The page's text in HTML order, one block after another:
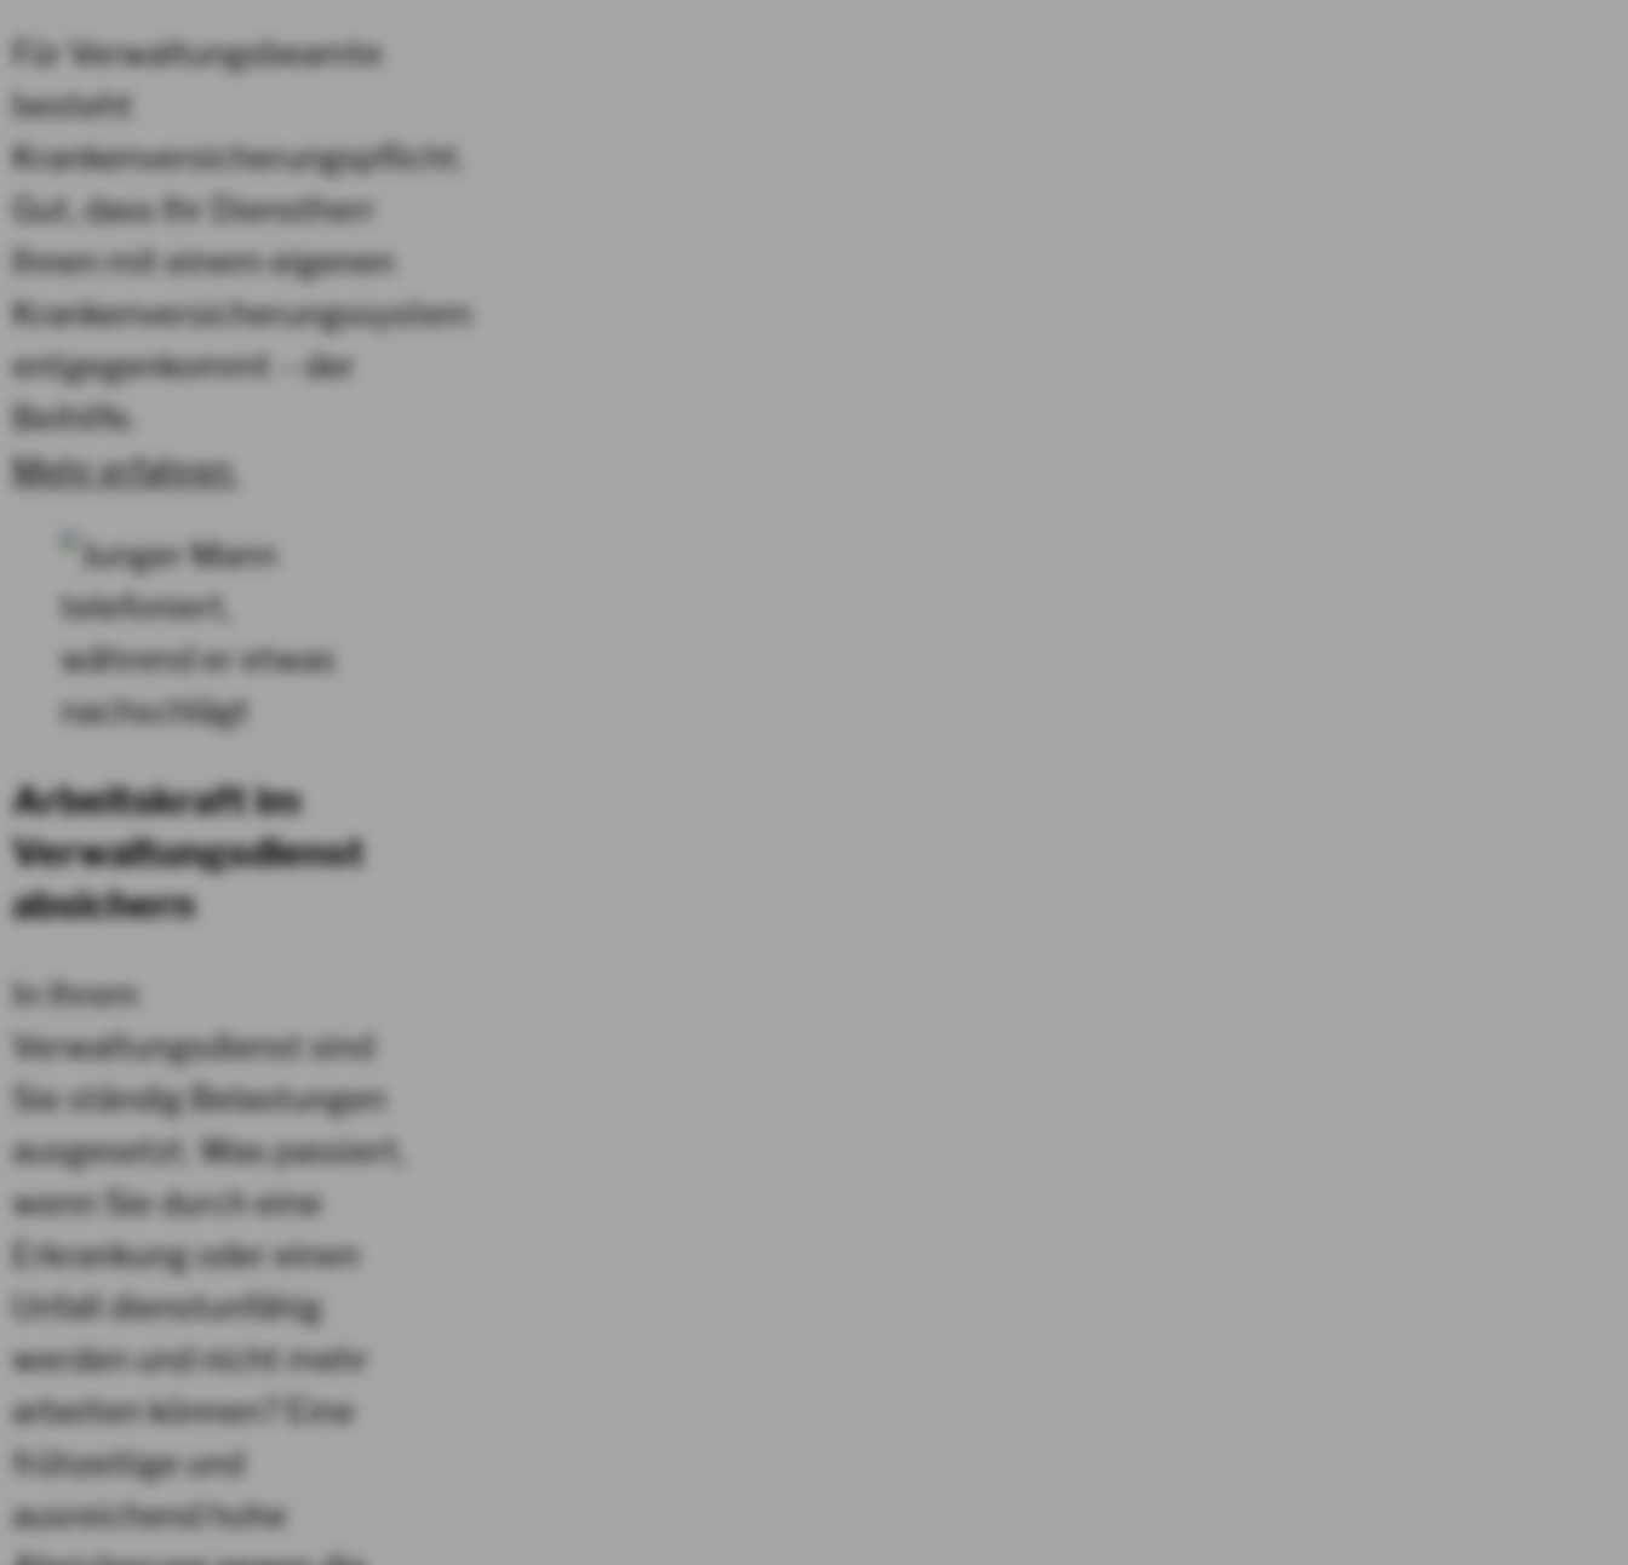
Für Verwaltungsbeamte
besteht
Krankenversicherungspflicht.
Gut, dass Ihr Dienstherr
Ihnen mit einem eigenen
Krankenversicherungssystem
entgegenkommt – der
Beihilfe.
Mehr erfahren
Arbeitskraft im
Verwaltungsdienst
absichern
In Ihrem
Verwaltungsdienst sind
Sie ständig Belastungen
ausgesetzt. Was passiert,
wenn Sie durch eine
Erkrankung oder einen
Unfall dienstunfähig
werden und nicht mehr
arbeiten können? Eine
frühzeitige und
ausreichend hohe